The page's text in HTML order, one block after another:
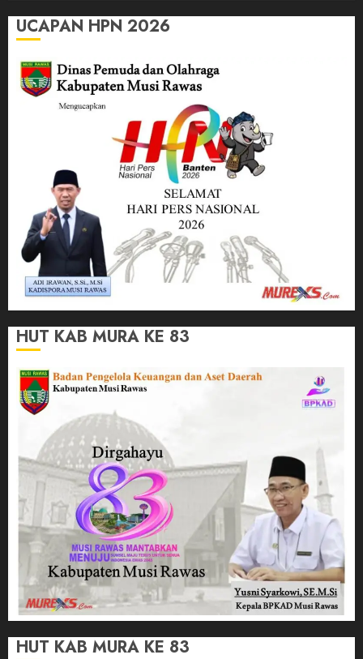
UCAPAN HPN 2026
HUT KAB MURA KE 83
HUT KAB MURA KE 83